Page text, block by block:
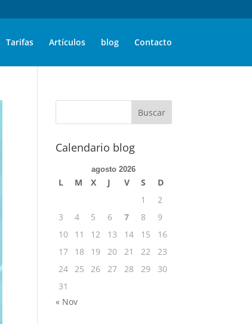
Tarifas Artículos blog Contacto
Calendario blog
agosto 2026
L M X J V S
D
1
2
3
4 5 6 7 8
9
10
11 12 13 14 15
16
17
18 19 20 21 22
23
24 25 26 27 28 29
30
31
« Nov